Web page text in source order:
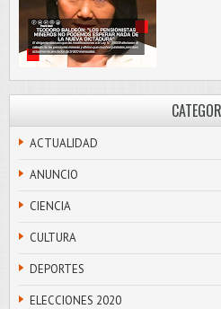
ACTUALIDAD
ANUNCIO
CIENCIA
CULTURA
DEPORTES
ELECCIONES 2020